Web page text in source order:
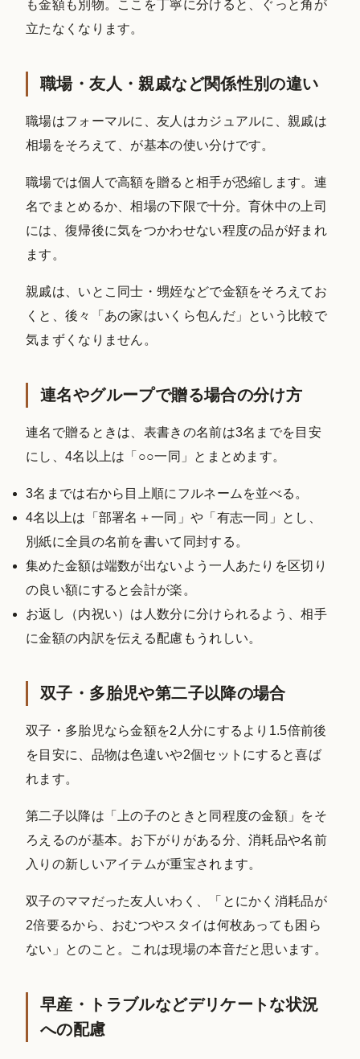
も金額も別物。ここを丁寧に分けると、ぐっと角が
立たなくなります。
職場・友人・親戚など関係性別の違い
職場はフォーマルに、友人はカジュアルに、親戚は
相場をそろえて、が基本の使い分けです。
職場では個人で高額を贈ると相手が恐縮します。連
名でまとめるか、相場の下限で十分。育休中の上司
には、復帰後に気をつかわせない程度の品が好まれ
ます。
親戚は、いとこ同士・甥姪などで金額をそろえてお
くと、後々「あの家はいくら包んだ」という比較で
気まずくなりません。
連名やグループで贈る場合の分け方
連名で贈るときは、表書きの名前は3名までを目安
にし、4名以上は「○○一同」とまとめます。
3名までは右から目上順にフルネームを並べる。
4名以上は「部署名＋一同」や「有志一同」とし、
別紙に全員の名前を書いて同封する。
集めた金額は端数が出ないよう一人あたりを区切り
の良い額にすると会計が楽。
お返し（内祝い）は人数分に分けられるよう、相手
に金額の内訳を伝える配慮もうれしい。
双子・多胎児や第二子以降の場合
双子・多胎児なら金額を2人分にするより1.5倍前後
を目安に、品物は色違いや2個セットにすると喜ば
れます。
第二子以降は「上の子のときと同程度の金額」をそ
ろえるのが基本。お下がりがある分、消耗品や名前
入りの新しいアイテムが重宝されます。
双子のママだった友人いわく、「とにかく消耗品が
2倍要るから、おむつやスタイは何枚あっても困ら
ない」とのこと。これは現場の本音だと思います。
早産・トラブルなどデリケートな状況
への配慮